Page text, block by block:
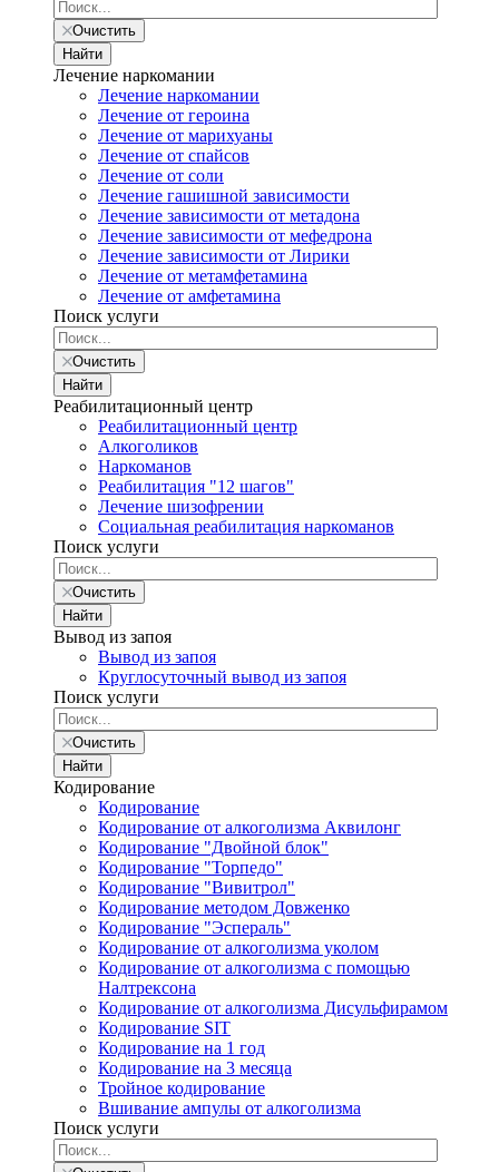
Очистить
Найти
Лечение наркомании
Лечение наркомании
Лечение от героина
Лечение от марихуаны
Лечение от спайсов
Лечение от соли
Лечение гашишной зависимости
Лечение зависимости от метадона
Лечение зависимости от мефедрона
Лечение зависимости от Лирики
Лечение от метамфетамина
Лечение от амфетамина
Поиск услуги
Очистить
Найти
Реабилитационный центр
Реабилитационный центр
Алкоголиков
Наркоманов
Реабилитация "12 шагов"
Лечение шизофрении
Социальная реабилитация наркоманов
Поиск услуги
Очистить
Найти
Вывод из запоя
Вывод из запоя
Круглосуточный вывод из запоя
Поиск услуги
Очистить
Найти
Кодирование
Кодирование
Кодирование от алкоголизма Аквилонг
Кодирование "Двойной блок"
Кодирование "Торпедо"
Кодирование "Вивитрол"
Кодирование методом Довженко
Кодирование "Эспераль"
Кодирование от алкоголизма уколом
Кодирование от алкоголизма с помощью
Налтрексона
Кодирование от алкоголизма Дисульфирамом
Кодирование SIT
Кодирование на 1 год
Кодирование на 3 месяца
Тройное кодирование
Вшивание ампулы от алкоголизма
Поиск услуги